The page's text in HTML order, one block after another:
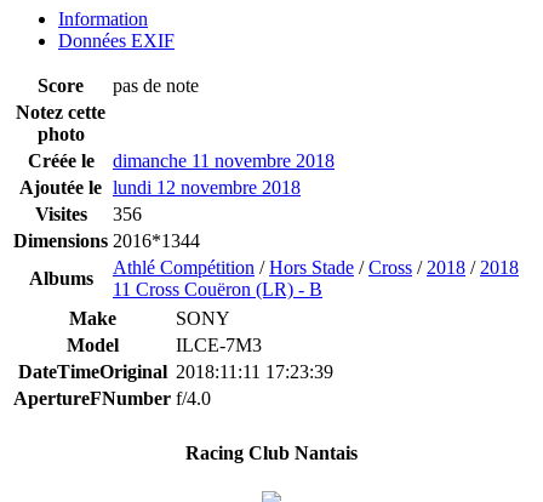
Information
Données EXIF
Score
pas de note
Notez cette
photo
Créée le
dimanche 11 novembre 2018
Ajoutée le lundi 12 novembre 2018
Visites
356
Dimensions 2016*1344
Albums
Athlé Compétition /Hors Stade /Cross / 2018 / 2018
11 Cross Couëron (LR) - B
Make
SONY
Model
ILCE-7M3
DateTimeOriginal 2018:11:11 17:23:39
ApertureFNumber f/4.0
Racing Club Nantais